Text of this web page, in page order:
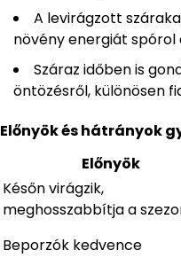
A levirágzott
növény energiát spórol
Száraz időben is
öntözésről, különösen
Előnyök és hátrányok
Előnyök
Későn virágzik,
meghosszabbítja a
Beporzók kedvence